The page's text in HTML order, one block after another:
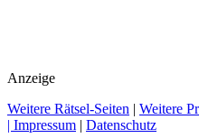
Anzeige
Weitere Rätsel-Seiten
Weitere
| Impressum
Datenschutz